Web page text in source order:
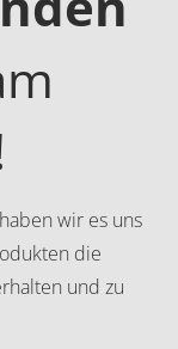
wir es uns
die
und zu